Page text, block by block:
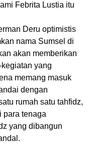
Febrita Lustia itu
Deru optimistis
nama Sumsel di
akan memberikan
yang
memang masuk
dengan
rumah satu tahfidz,
para tenaga
yang dibangun